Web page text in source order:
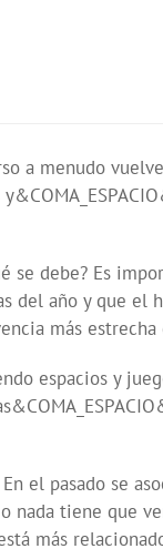
a menudo
se debe? Es
del año y que
más
espacios y
el pasado se
nada tiene
más